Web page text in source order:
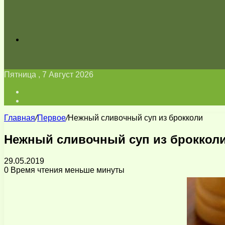
Пятница , 7 Август 2026
Главная/Первое/Нежный сливочный суп из брокколи
Нежный сливочный суп из
29.05.2019
0 Время чтения меньше минуты